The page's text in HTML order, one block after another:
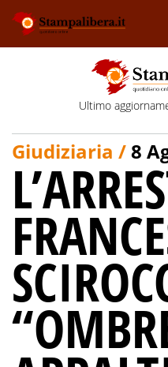
Ultimo
Giudiziaria /8